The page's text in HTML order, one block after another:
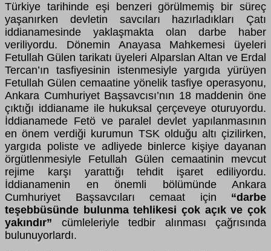
Türkiye tarihinde eşi benzeri görülmemiş bir süreç
yaşanırken devletin savcıları hazırladıkları Çatı
iddianamesinde yaklaşmakta olan darbe haber
veriliyordu. Dönemin Anayasa Mahkemesi üyeleri
Fetullah Gülen tarikatı üyeleri Alparslan Altan ve Erdal
Tercan’ın tasfiyesinin istenmesiyle yargıda yürüyen
Fetullah Gülen cemaatine yönelik tasfiye operasyonu,
Ankara Cumhuriyet Başsavcısı’nın 18 maddenin öne
çıktığı iddianame ile hukuksal çerçeveye oturuyordu.
İddianamede Fetö ve paralel devlet yapılanmasının
en önem verdiği kurumun TSK olduğu altı çizilirken,
yargıda poliste ve adliyede binlerce kişiye dayanan
örgütlenmesiyle Fetullah Gülen cemaatinin mevcut
rejime karşı yarattığı tehdit işaret ediliyordu.
İddianamenin en önemli bölümünde Ankara
Cumhuriyet Başsavcıları cemaat için “darbe
teşebbüsünde bulunma tehlikesi çok açık ve çok
yakındır” cümleleriyle tedbir alınması çağrısında
bulunuyorlardı.